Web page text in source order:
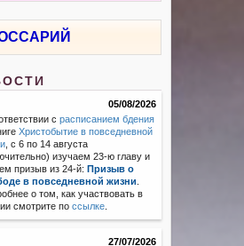
05/08/2026
срасписанием бдения
Христобытие в повседневной
, с 6 по 14 августа
изучаем 23-ю главу и
призыв из 24-й: Призыв о
в повседневной жизни
о том, как участвовать в
смотрите поссылке
27/07/2026